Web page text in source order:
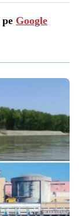
Google